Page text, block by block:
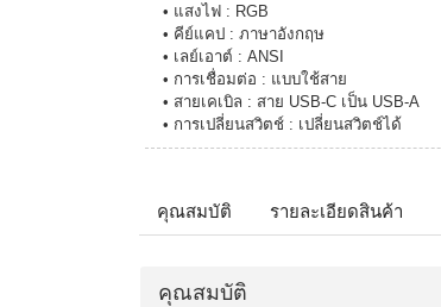
• แสงไฟ : RGB
• คีย์แคป : ภาษาอังกฤษ
• เลย์เอาต์ : ANSI
• การเชื่อมต่อ : แบบใช้สาย
• สายเคเบิล : สาย USB-C เป็น USB-A
• การเปลี่ยนสวิตช์ : เปลี่ยนสวิตช์ได้
คุณสมบัติ รายละเอียดสินค้า
คุณสมบัติ